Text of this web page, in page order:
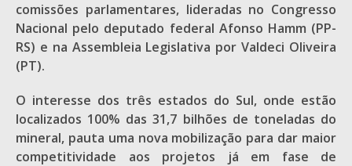
comissões parlamentares, lideradas no Congresso
Nacional pelo deputado federal Afonso Hamm (PP-
RS) e na Assembleia Legislativa por Valdeci Oliveira
(PT).
O interesse dos três estados do Sul, onde estão
localizados 100% das 31,7 bilhões de toneladas do
mineral, pauta uma nova mobilização para dar maior
competitividade aos projetos já em fase de